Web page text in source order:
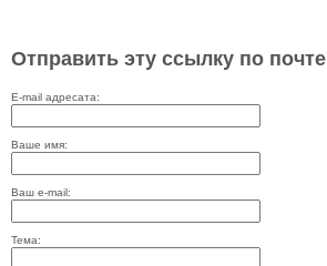
Отправить эту ссылку по почте
E-mail адресата:
Ваше имя:
Ваш e-mail:
Тема: